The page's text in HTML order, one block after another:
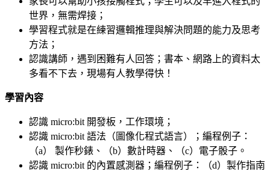
世界，無需焊接；
學習程式就是在練習邏輯推理與解決問題的能力及思考
方法；
認識講師，遇到困難有人回答；書本、網路上的資料太
多看不下去，現場有人教學得快！
學習內容
認識 micro:bit 開發板，工作環境；
認識 micro:bit 語法（圖像化程式語言）；編程例子：
（a） 製作秒錶、（b）數計時器、（c）電子骰子。
認識 micro:bit 的內置感測器；編程例子：（d）製作指南